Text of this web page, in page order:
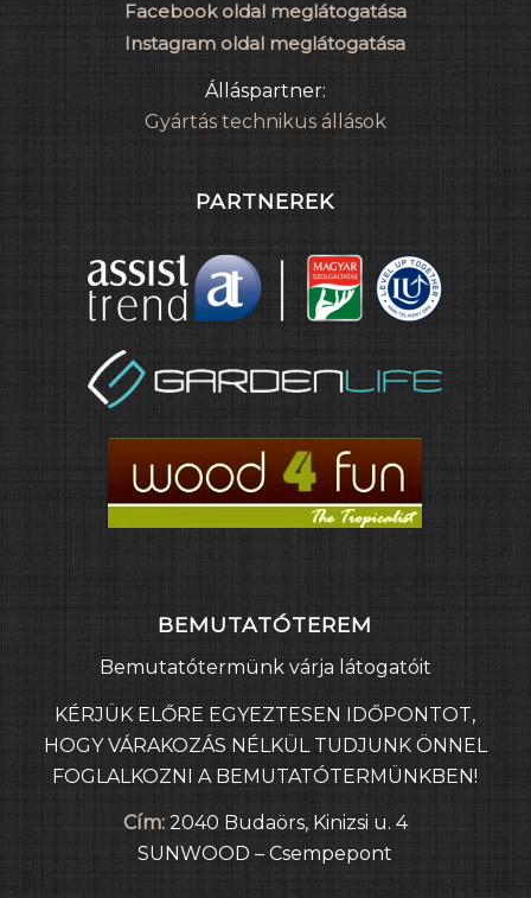
Facebook oldal meglátogatása
Instagram oldal meglátogatása
Álláspartner:
Gyártás technikus állások
PARTNEREK
BEMUTATÓTEREM
Bemutatótermünk várja látogatóit
KÉRJÜK ELŐRE EGYEZTESEN IDŐPONTOT,
HOGY VÁRAKOZÁS NÉLKÜL TUDJUNK ÖNNEL
FOGLALKOZNI A BEMUTATÓTERMÜNKBEN!
Cím:2040 Budaörs, Kinizsi u. 4
SUNWOOD – Csempepont